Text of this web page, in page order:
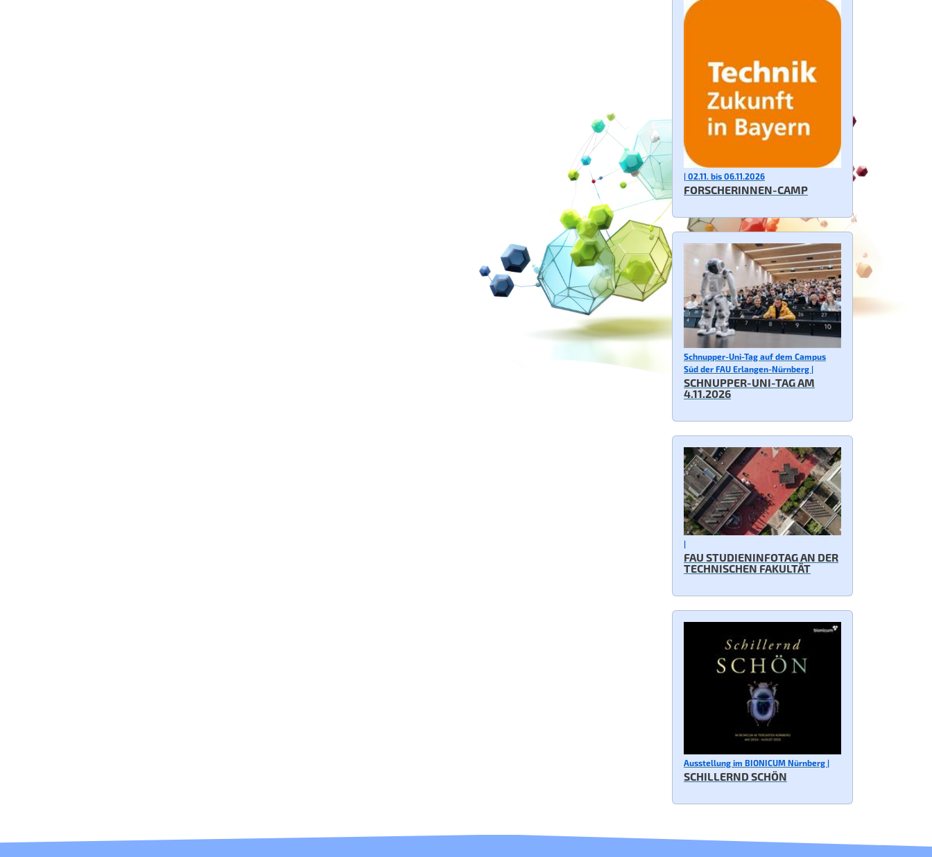
| 02.11. bis 06.11.2026
FORSCHERINNEN-CAMP
Schnupper-Uni-Tag auf dem Campus
Süd der FAU Erlangen-Nürnberg |
SCHNUPPER-UNI-TAG AM
4.11.2026
|
FAU STUDIENINFOTAG AN DER
TECHNISCHEN FAKULTÄT
Ausstellung im BIONICUM Nürnberg |
SCHILLERND SCHÖN